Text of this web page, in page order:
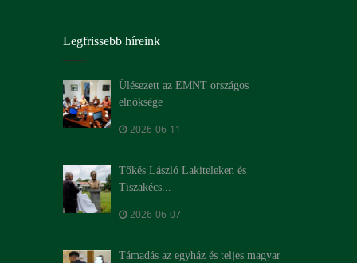
Legfrissebb híreink
Ülésezett az EMNT országos
elnöksége
2026-06-11
Tőkés László Lakiteleken és
Tiszakécs...
2026-06-07
Támadás az egyház és teljes magyar